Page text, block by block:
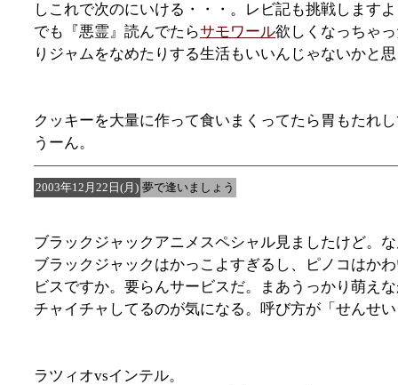
しこれで次のにいける・・・。レビ記も挑戦します
でも『悪霊』読んでたらサモワール欲しくなっちゃ
りジャムをなめたりする生活もいいんじゃないかと
クッキーを大量に作って食いまくってたら胃もたれ
うーん。
2003年12月22日(月) 夢で逢いましょう
ブラックジャックアニメスペシャル見ましたけど。
ブラックジャックはかっこよすぎるし、ピノコはか
ビスですか。要らんサービスだ。まあうっかり萌え
チャイチャしてるのが気になる。呼び方が「せんせ
ラツィオvsインテル。